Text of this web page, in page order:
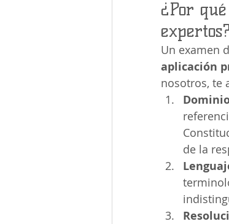
¿Por
Un examen
aplicación
nosotros, te
de la